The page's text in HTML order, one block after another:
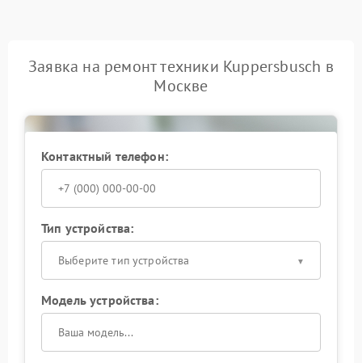
Заявка на ремонт техники Kuppersbusch в
Москве
Контактный телефон:
Тип устройства:
Выберите тип устройства
Модель устройства: